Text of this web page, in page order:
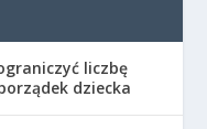
liczbę
dziecka